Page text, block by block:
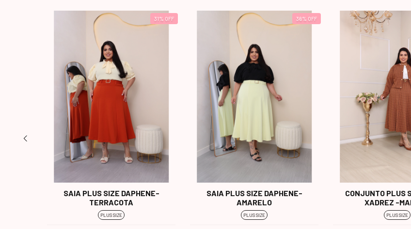
31% OFF
SAIA PLUS SIZE DAPHENE-
TERRACOTA
PLUS SIZE
36% OFF
SAIA PLUS SIZE DAPHENE-
AMARELO
PLUS SIZE
CONJUNTO PLUS
XADREZ -
PLUS SIZE